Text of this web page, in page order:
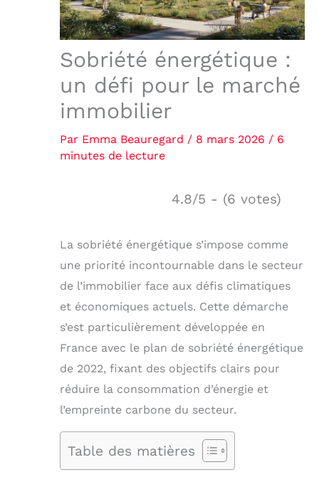
Sobriété énergétique :
un défi pour le marché
immobilier
Par Emma Beauregard / 8 mars 2026 / 6
minutes de lecture
4.8/5 - (6 votes)
La sobriété énergétique s’impose comme
une priorité incontournable dans le secteur
de l’immobilier face aux défis climatiques
et économiques actuels. Cette démarche
s’est particulièrement développée en
France avec le plan de sobriété énergétique
de 2022, fixant des objectifs clairs pour
réduire la consommation d’énergie et
l’empreinte carbone du secteur.
Table des matières